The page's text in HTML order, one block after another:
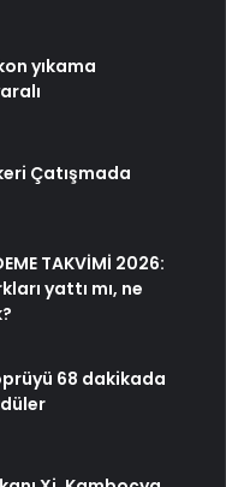
yıkama
Çatışmada
TAKVİMİ 2026:
yattı mı, ne
68 dakikada